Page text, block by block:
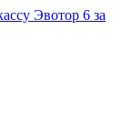
Эвотор 6 за